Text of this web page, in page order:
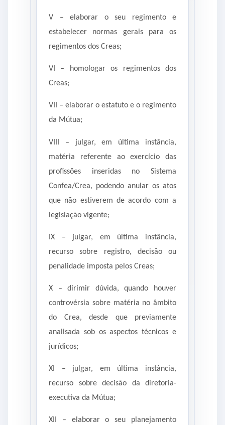
V – elaborar o seu regimento e
estabelecer normas gerais para os
regimentos dos Creas;
VI – homologar os regimentos dos
Creas;
VII – elaborar o estatuto e o regimento
da Mútua;
VIII – julgar, em última instância,
matéria referente ao exercício das
profissões inseridas no Sistema
Confea/Crea, podendo anular os atos
que não estiverem de acordo com a
legislação vigente;
IX – julgar, em última instância,
recurso sobre registro, decisão ou
penalidade imposta pelos Creas;
X – dirimir dúvida, quando houver
controvérsia sobre matéria no âmbito
do Crea, desde que previamente
analisada sob os aspectos técnicos e
jurídicos;
XI – julgar, em última instância,
recurso sobre decisão da diretoria-
executiva da Mútua;
XII – elaborar o seu planejamento